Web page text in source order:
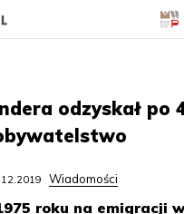
treści
odzyskał po
Wiadomości
roku na emigracji